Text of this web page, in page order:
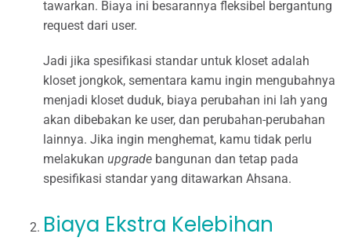
tawarkan. Biaya ini besarannya fleksibel bergantung
request dari user.
Jadi jika spesifikasi standar untuk kloset adalah
kloset jongkok, sementara kamu ingin mengubahnya
menjadi kloset duduk, biaya perubahan ini lah yang
akan dibebakan ke user, dan perubahan-perubahan
lainnya. Jika ingin menghemat, kamu tidak perlu
melakukan upgrade bangunan dan tetap pada
spesifikasi standar yang ditawarkan Ahsana.
Biaya Ekstra Kelebihan